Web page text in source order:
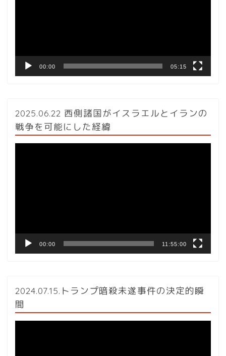
00:00 05:15
2025.06.22 西側諸国がイスラエルとイランの
戦争を可能にした経緯
00:00 11:55:00
2024.07.15.トランプ暗殺未遂事件の決定的瞬
間